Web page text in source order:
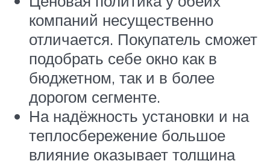
компаний несущественно
отличается. Покупатель сможет
подобрать себе окно как в
бюджетном, так и в более
дорогом сегменте.
На надёжность установки и на
теплосбережение большое
влияние оказывает толщина